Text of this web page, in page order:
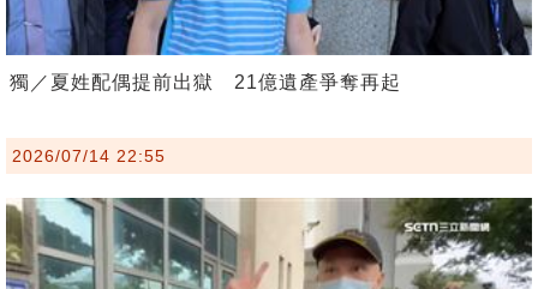
獨／夏姓配偶提前出獄 21億遺產爭奪再起
2026/07/14 22:55